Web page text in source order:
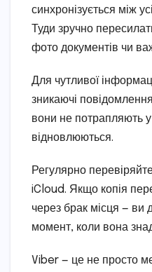
синхронізується між
Туди зручно
фото документів чи
Для чутливої
зникаючі
вони не потрапляють
відновлюються.
Регулярно
iCloud. Якщо копія
через брак місця — ви
момент, коли вона
Viber — це не просто